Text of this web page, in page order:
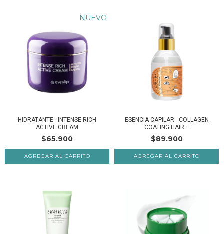
NUEVO
HIDRATANTE - INTENSE RICH
ACTIVE CREAM
$65.900
ESENCIA CAPILAR - COLLAGEN
COATING HAIR...
$89.900